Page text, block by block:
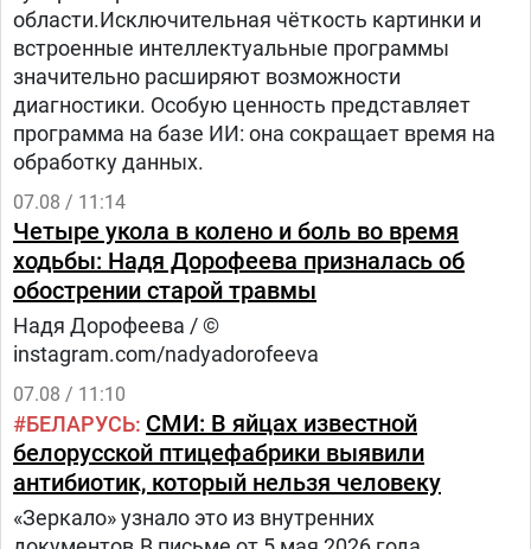
области.Исключительная чёткость картинки и
встроенные интеллектуальные программы
значительно расширяют возможности
диагностики. Особую ценность представляет
программа на базе ИИ: она сокращает время на
обработку данных.
07.08 / 11:14
Четыре укола в колено и боль во время
ходьбы: Надя Дорофеева призналась об
обострении старой травмы
Надя Дорофеева / ©
instagram.com/nadyadorofeeva
07.08 / 11:10
БЕЛАРУСЬ СМИ: В яйцах известной
белорусской птицефабрики выявили
антибиотик, который нельзя человеку
«Зеркало» узнало это из внутренних